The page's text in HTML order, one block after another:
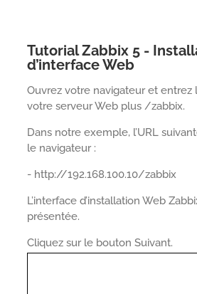
Tutorial Zabbix 5 -
d’interface Web
Ouvrez votre navigateur et entrez
votre serveur Web plus /zabbix.
Dans notre exemple, l’URL
le navigateur :
- http://192.168.100.10/zabbix
L’interface d’installation Web
présentée.
Cliquez sur le bouton Suivant.